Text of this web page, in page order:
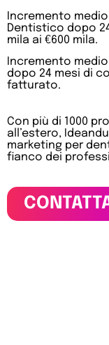
Incremento
Dentistico dopo
mila ai €600 mila.
Incremento
dopo 24 mesi di
fatturato.
Con più di 1000
all’estero,
marketing per
fianco dei